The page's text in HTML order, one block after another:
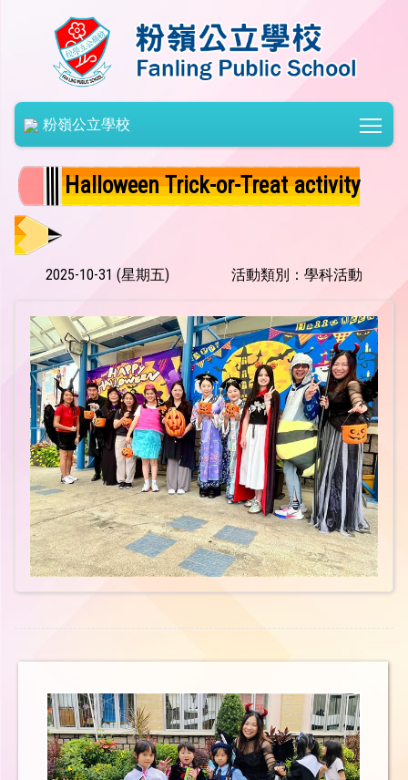
粉嶺公立學校
Halloween Trick-or-Treat activity
2025-10-31 (星期五) 活動類別：學科活動